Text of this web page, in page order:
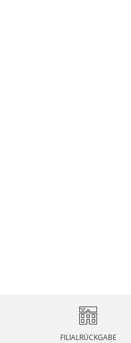
FILIALRÜCKGABE